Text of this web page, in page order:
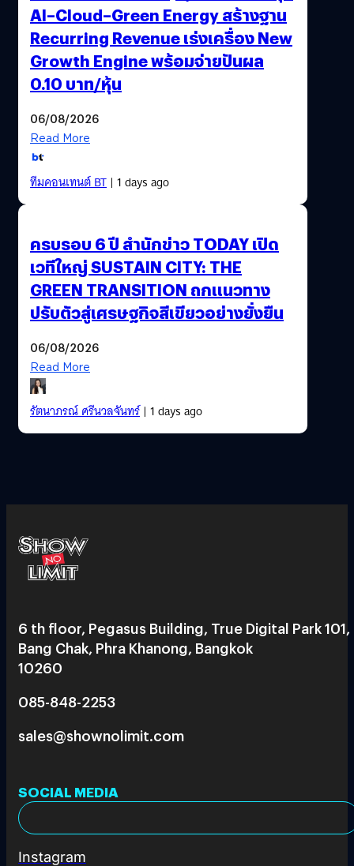
AI–Cloud–Green Energy สร้างฐาน
Recurring Revenue เร่งเครื่อง New
Growth Engine พร้อมจ่ายปันผล
0.10 บาท/หุ้น
06/08/2026
Read More
ทีมคอนเทนต์ BT| 1 days ago
ครบรอบ 6 ปี สำนักข่าว TODAY เปิด
เวทีใหญ่ SUSTAIN CITY: THE
GREEN TRANSITION ถกแนวทาง
ปรับตัวสู่เศรษฐกิจสีเขียวอย่างยั่งยืน
06/08/2026
Read More
รัตนาภรณ์ ศรีนวลจันทร์| 1 days ago
6 th floor, Pegasus Building, True Digital Park 101,
Bang Chak, Phra Khanong, Bangkok
10260
085-848-2253
sales@shownolimit.com
SOCIAL MEDIA
Instagram